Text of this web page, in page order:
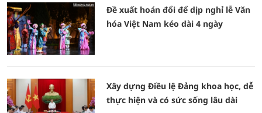
Đề xuất hoán đổi để dịp nghỉ lễ Văn
hóa Việt Nam kéo dài 4 ngày
Xây dựng Điều lệ Đảng khoa học, dễ
thực hiện và có sức sống lâu dài